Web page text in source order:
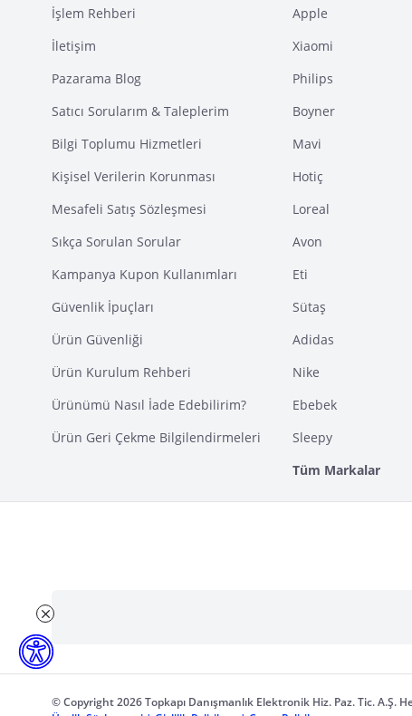
İşlem Rehberi
İletişim
Pazarama Blog
Satıcı Sorularım & Taleplerim
Bilgi Toplumu Hizmetleri
Kişisel Verilerin Korunması
Mesafeli Satış Sözleşmesi
Sıkça Sorulan Sorular
Kampanya Kupon Kullanımları
Güvenlik İpuçları
Ürün Güvenliği
Ürün Kurulum Rehberi
Ürünümü Nasıl İade Edebilirim?
Ürün Geri Çekme Bilgilendirmeleri
Apple
Xiaomi
Philips
Boyner
Mavi
Hotiç
Loreal
Avon
Eti
Sütaş
Adidas
Nike
Ebebek
Sleepy
Tüm Markalar
© Copyright 2026 Topkapı Danışmanlık Elektronik Hiz. Paz. Tic. A.Ş.